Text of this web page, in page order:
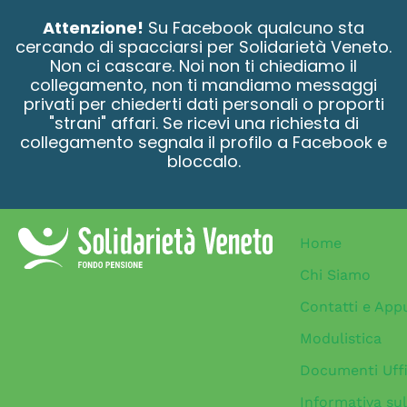
Attenzione! Su Facebook qualcuno sta
cercando di spacciarsi per Solidarietà Veneto.
Non ci cascare. Noi non ti chiediamo il
collegamento, non ti mandiamo messaggi
privati per chiederti dati personali o proporti
"strani" affari. Se ricevi una richiesta di
collegamento segnala il profilo a Facebook e
bloccalo.
Home
Chi Siamo
Contatti e
Modulistica
Documenti
Informativa